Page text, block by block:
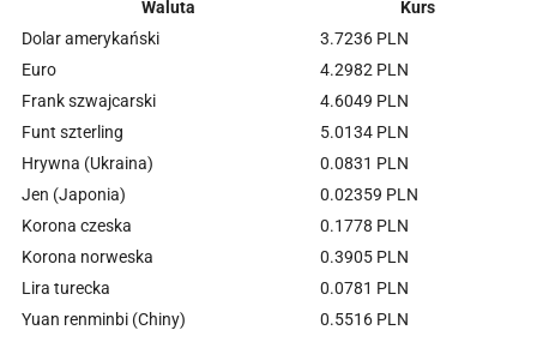
Waluta
Kurs
Dolar amerykański
3.7236 PLN
Euro
4.2982 PLN
Frank szwajcarski
4.6049 PLN
Funt szterling
5.0134 PLN
Hrywna (Ukraina)
0.0831 PLN
Jen (Japonia)
0.02359 PLN
Korona czeska
0.1778 PLN
Korona norweska
0.3905 PLN
Lira turecka
0.0781 PLN
Yuan renminbi (Chiny)
0.5516 PLN